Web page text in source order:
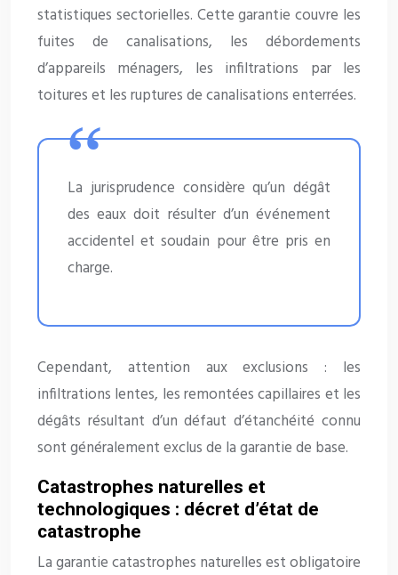
statistiques sectorielles. Cette garantie couvre les
fuites de canalisations, les débordements
d’appareils ménagers, les infiltrations par les
toitures et les ruptures de canalisations enterrées.
La jurisprudence considère qu’un dégât
des eaux doit résulter d’un événement
accidentel et soudain pour être pris en
charge.
Cependant, attention aux exclusions : les
infiltrations lentes, les remontées capillaires et les
dégâts résultant d’un défaut d’étanchéité connu
sont généralement exclus de la garantie de base.
Catastrophes naturelles et
technologiques : décret d’état de
catastrophe
La garantie catastrophes naturelles est obligatoire